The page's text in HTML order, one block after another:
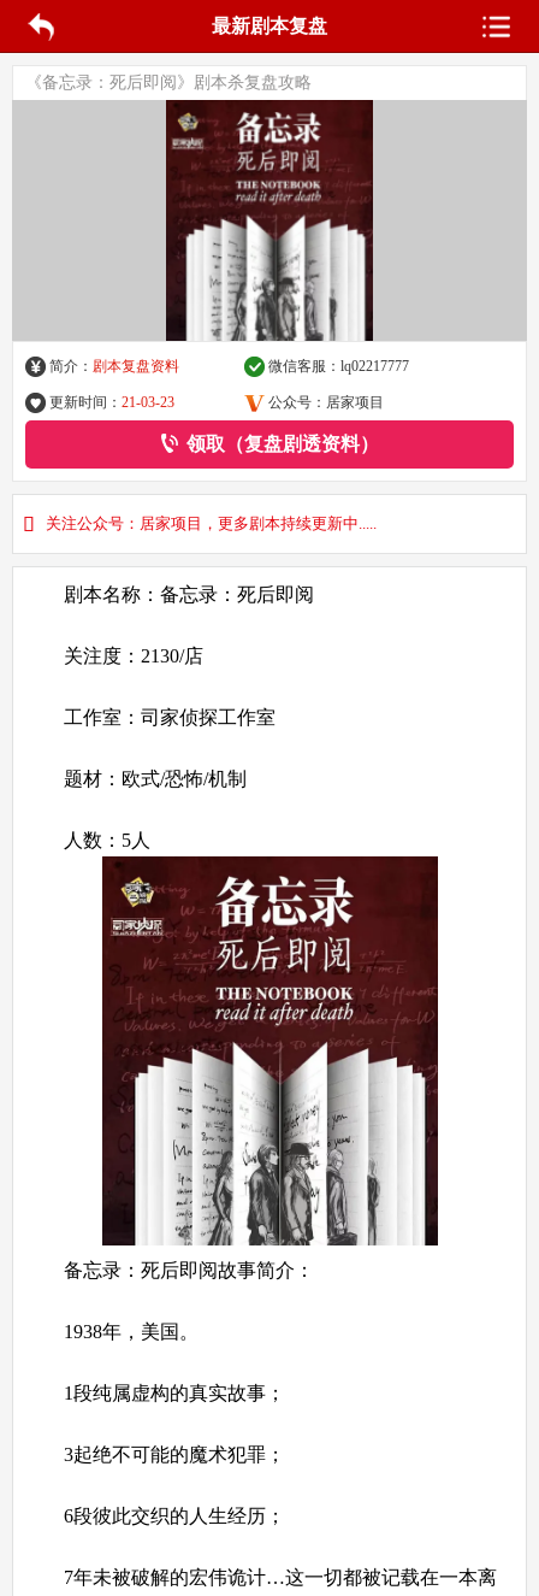
最新剧本复盘
《备忘录：死后即阅》剧本杀复盘攻略
简介： 剧本复盘资料 微信客服：lq02217777
更新时间： 21-03-23 公众号：居家项目
领取（复盘剧透资料）
关注公众号：居家项目，更多剧本持续更新中.....
剧本名称：备忘录：死后即阅
关注度：2130/店
工作室：司家侦探工作室
题材：欧式/恐怖/机制
人数：5人
备忘录：死后即阅故事简介：
1938年，美国。
1段纯属虚构的真实故事；
3起绝不可能的魔术犯罪；
6段彼此交织的人生经历；
7年未被破解的宏伟诡计…这一切都被记载在一本离